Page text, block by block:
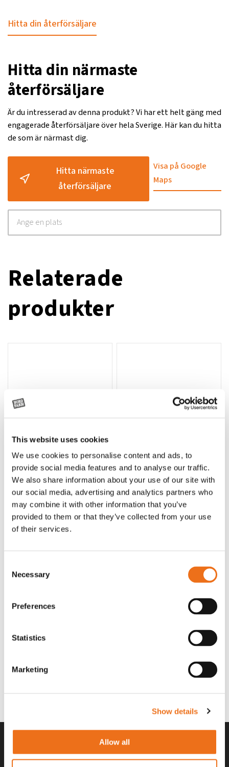
This website uses cookies
We use cookies to personalise content and ads, to
provide social media features and to analyse our traffic.
We also share information about your use of our site with
our social media, advertising and analytics partners who
may combine it with other information that you’ve
provided to them or that they’ve collected from your use
of their services.
Selection
Necessary
Preferences
Statistics
Marketing
Show details
Allow all
Hitta din återförsäljare
Hitta din närmaste
återförsäljare
Är du intresserad av denna produkt? Vi har ett helt gäng med
engagerade återförsäljare över hela Sverige. Här kan du hitta
de som är närmast dig.
Hitta närmaste
återförsäljare
Visa på Google
Maps
Relaterade
produkter
Lägg till i varukorg
Rotor, komplett med slagor
OR80013456G
35 730kr (ex. moms)
Grön truckknapp
A00220
530kr (ex. moms)
finger spakställ